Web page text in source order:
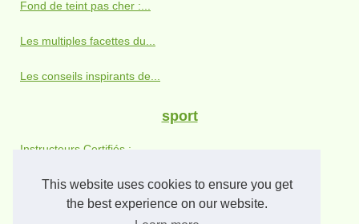
This website uses cookies to ensure you get
the best experience on our website.
Fond de teint pas cher :...
Les multiples facettes du...
Les conseils inspirants de...
sport
Instructeurs Certifiés :...
Quels sont les meilleurs...
Les meilleurs paniers de...